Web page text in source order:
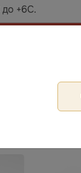
до +6С.
бул. "Княз